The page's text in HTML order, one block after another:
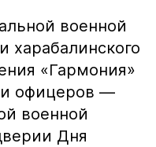
военной
харабалинского
«Гармония»
и офицеров —
военной
Дня